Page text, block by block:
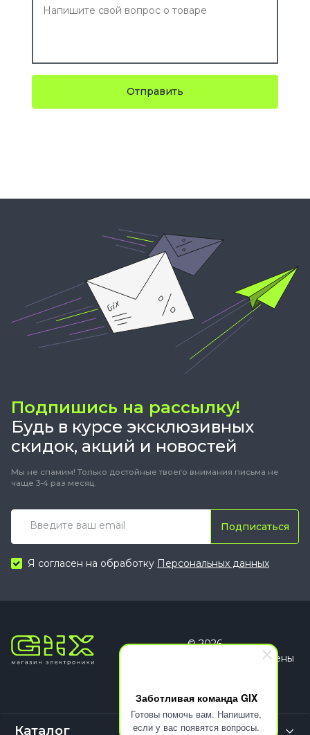
Заботливая команда GIX
Готовы помочь вам. Напишите,
если у вас появятся вопросы.
Отправить
Подпишись на рассылку!
Будь в курсе эксклюзивных
скидок, акций и новостей
Мы не спамим! Только достойные твоего внимания письма не
чаще 3-4 раз месяц.
Подписаться
Я согласен на обработку Персональных данных
© 2026
Все права защищены
Каталог